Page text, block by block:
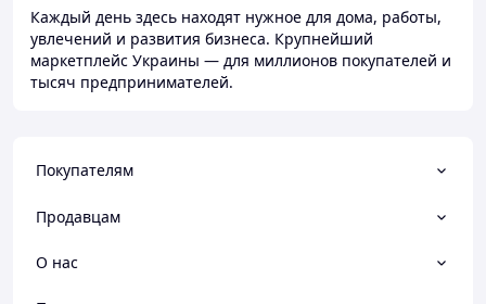
Каждый день здесь находят нужное для дома, работы,
увлечений и развития бизнеса. Крупнейший
маркетплейс Украины — для миллионов покупателей и
тысяч предпринимателей.
Покупателям
Продавцам
О нас